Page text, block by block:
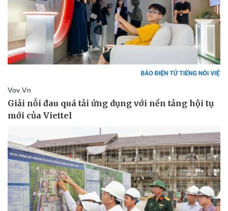
Pháp luật
Vụ án
Tin nóng
Tư vấn luật
Quân sự - Quốc phòng
Vũ khí
Việt Nam
Phân tích